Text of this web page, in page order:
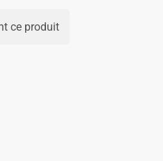
ce produit